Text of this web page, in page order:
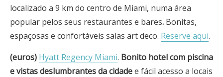
localizado a 9 km do centro de Miami, numa área
popular pelos seus restaurantes e bares. Bonitas,
espaçosas e confortáveis salas art deco. Reserve aqui.
(euros) Hyatt Regency Miami. Bonito hotel com piscina
e vistas deslumbrantes da cidadee fácil acesso a locais